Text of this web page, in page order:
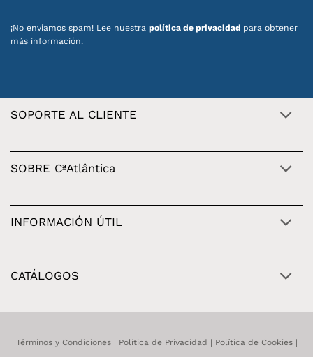
¡No enviamos spam! Lee nuestra política de privacidad para obtener
más información.
SOPORTE AL CLIENTE
SOBRE CªAtlântica
INFORMACIÓN ÚTIL
CATÁLOGOS
Términos y Condiciones| Política de Privacidad Política de Cookies|